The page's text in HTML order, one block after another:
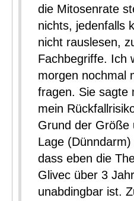
die Mitosenrate
nichts, jedenfalls
nicht rauslesen,
Fachbegriffe. Ich
morgen nochmal
fragen. Sie sagte
mein
Grund der Größe
Lage
dass eben die
Glivec über 3
unabdingbar ist.